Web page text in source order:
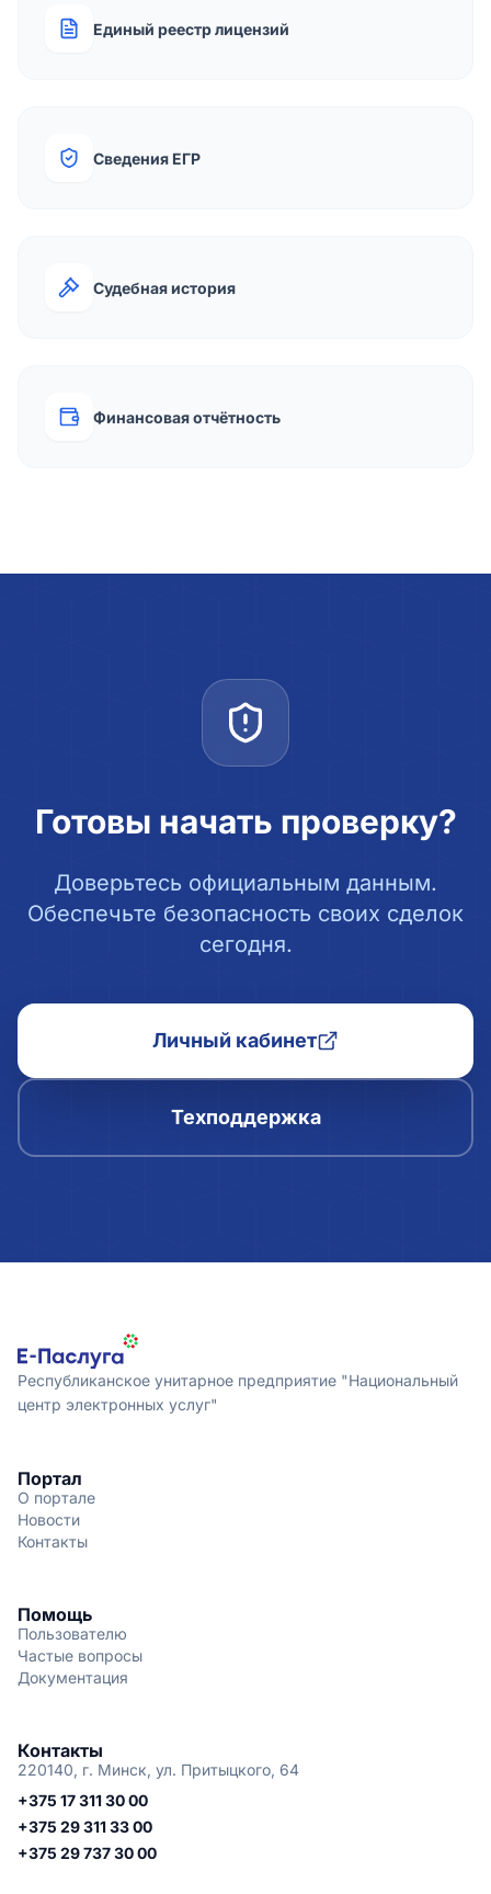
Единый реестр лицензий
Сведения ЕГР
Судебная история
Финансовая отчётность
Готовы начать проверку?
Доверьтесь официальным данным.
Обеспечьте безопасность своих сделок
сегодня.
Личный кабинет
Техподдержка
Республиканское унитарное предприятие "Национальный
центр электронных услуг"
Портал
О портале
Новости
Контакты
Помощь
Пользователю
Частые вопросы
Документация
Контакты
220140, г. Минск, ул. Притыцкого, 64
+375 17 311 30 00
+375 29 311 33 00
+375 29 737 30 00